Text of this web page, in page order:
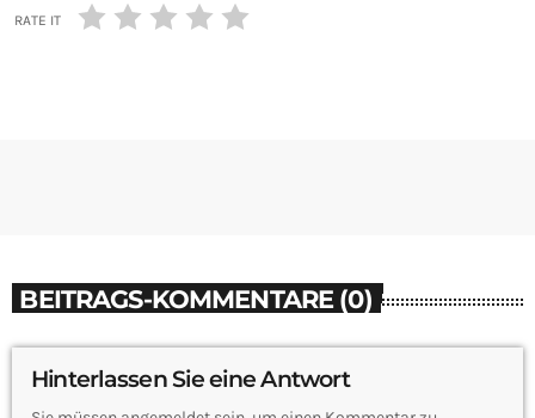
RATE IT
BEITRAGS-KOMMENTARE (0)
Hinterlassen Sie eine Antwort